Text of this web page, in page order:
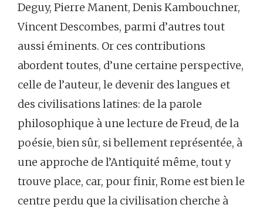
Deguy, Pierre Manent, Denis Kambouchner,
Vincent Descombes, parmi d’autres tout
aussi éminents. Or ces contributions
abordent toutes, d’une certaine perspective,
celle de l’auteur, le devenir des langues et
des civilisations latines: de la parole
philosophique à une lecture de Freud, de la
poésie, bien sûr, si bellement représentée, à
une approche de l’Antiquité même, tout y
trouve place, car, pour finir, Rome est bien le
centre perdu que la civilisation cherche à